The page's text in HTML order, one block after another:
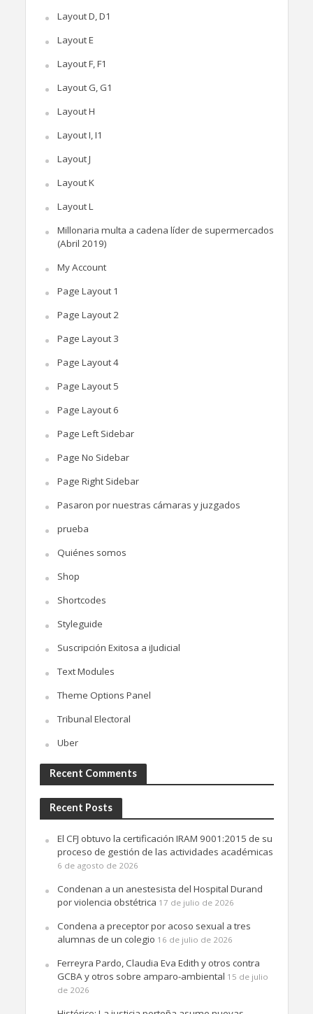
Layout D, D1
Layout E
Layout F, F1
Layout G, G1
Layout H
Layout I, I1
Layout J
Layout K
Layout L
Millonaria multa a cadena líder de supermercados
(Abril 2019)
My Account
Page Layout 1
Page Layout 2
Page Layout 3
Page Layout 4
Page Layout 5
Page Layout 6
Page Left Sidebar
Page No Sidebar
Page Right Sidebar
Pasaron por nuestras cámaras y juzgados
prueba
Quiénes somos
Shop
Shortcodes
Styleguide
Suscripción Exitosa a iJudicial
Text Modules
Theme Options Panel
Tribunal Electoral
Uber
Recent Comments
Recent Posts
El CFJ obtuvo la certificación IRAM 9001:2015 de su
proceso de gestión de las actividades académicas
6 de agosto de 2026
Condenan a un anestesista del Hospital Durand
por violencia obstétrica 17 de julio de 2026
Condena a preceptor por acoso sexual a tres
alumnas de un colegio 16 de julio de 2026
Ferreyra Pardo, Claudia Eva Edith y otros contra
GCBA y otros sobre amparo-ambiental 15 de julio
de 2026